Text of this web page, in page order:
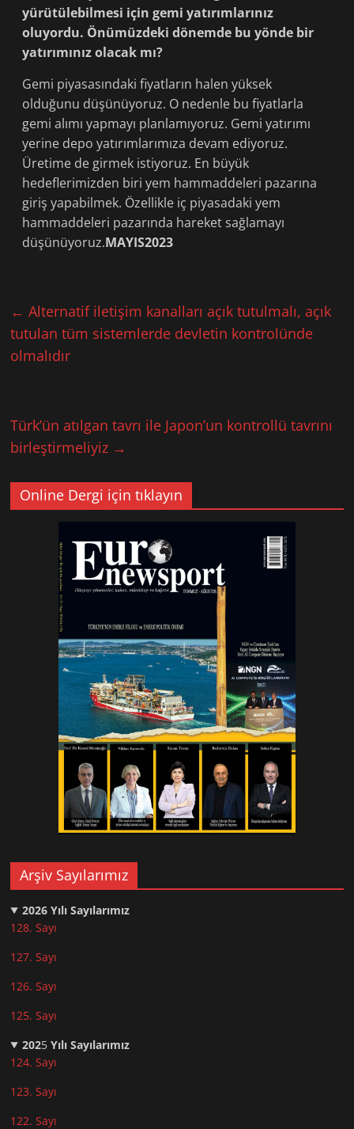
yürütülebilmesi için gemi yatırımlarınız
oluyordu. Önümüzdeki dönemde bu yönde bir
yatırımınız olacak mı?
Gemi piyasasındaki fiyatların halen yüksek
olduğunu düşünüyoruz. O nedenle bu fiyatlarla
gemi alımı yapmayı planlamıyoruz. Gemi yatırımı
yerine depo yatırımlarımıza devam ediyoruz.
Üretime de girmek istiyoruz. En büyük
hedeflerimizden biri yem hammaddeleri pazarına
giriş yapabilmek. Özellikle iç piyasadaki yem
hammaddeleri pazarında hareket sağlamayı
düşünüyoruz.MAYIS2023
← Alternatif iletişim kanalları açık tutulmalı, açık
tutulan tüm sistemlerde devletin kontrolünde
olmalıdır
Türk’ün atılgan tavrı ile Japon’un kontrollü tavrını
birleştirmeliyiz →
Online Dergi için tıklayın
Arşiv Sayılarımız
2026 Yılı Sayılarımız
128. Sayı
127. Sayı
126. Sayı
125. Sayı
2025Yılı Sayılarımız
124. Sayı
123. Sayı
122. Sayı